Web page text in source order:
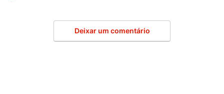
Deixar um comentário